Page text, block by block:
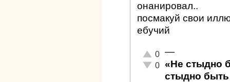
онанировал..
посмакуй свои
ебучий
Отлично!
0
Неадекватно!
0
—
«Не стыдно
стыдно быть